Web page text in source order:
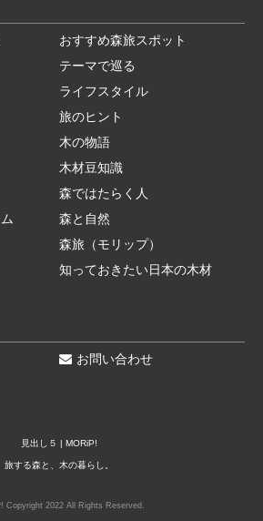
おすすめ森旅スポット
テーマで巡る
ライフスタイル
旅のヒント
木の物語
木材豆知識
森ではたらく人
森と自然
森旅（モリップ）
知っておきたい日本の木材
お問い合わせ
見出し５ | MORiP!
旅する森と、木の暮らし。
Copyright 2022 All Rights Reserved.